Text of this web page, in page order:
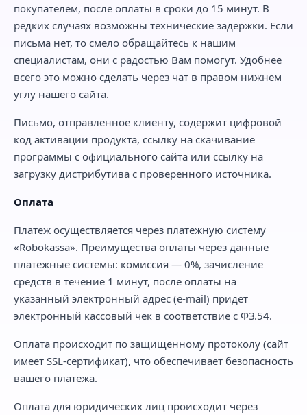
покупателем, после оплаты в сроки до 15 минут. В
редких случаях возможны технические задержки. Если
письма нет, то смело обращайтесь к нашим
специалистам, они с радостью Вам помогут. Удобнее
всего это можно сделать через чат в правом нижнем
углу нашего сайта.
Письмо, отправленное клиенту, содержит цифровой
код активации продукта, ссылку на скачивание
программы с официального сайта или ссылку на
загрузку дистрибутива с проверенного источника.
Оплата
Платеж осуществляется через платежную систему
«Robokassa». Преимущества оплаты через данные
платежные системы: комиссия — 0%, зачисление
средств в течение 1 минут, после оплаты на
указанный электронный адрес (e-mail) придет
электронный кассовый чек в соответствие с ФЗ.54.
Оплата происходит по защищенному протоколу (сайт
имеет SSL-сертификат), что обеспечивает безопасность
вашего платежа.
Оплата для юридических лиц происходит через